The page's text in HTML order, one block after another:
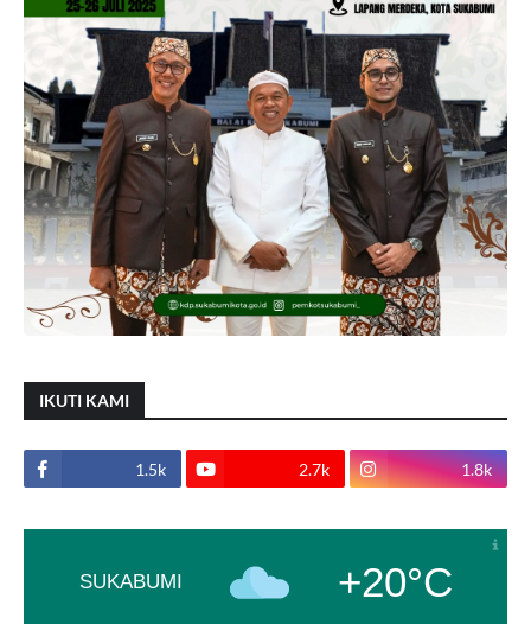
IKUTI KAMI
1.5k 2.7k 1.8k
SUKABUMI +20°C